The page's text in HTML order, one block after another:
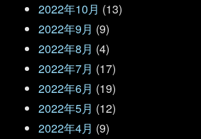
2022年10月 (13)
2022年9月 (9)
2022年8月 (4)
2022年7月 (17)
2022年6月 (19)
2022年5月 (12)
2022年4月 (9)